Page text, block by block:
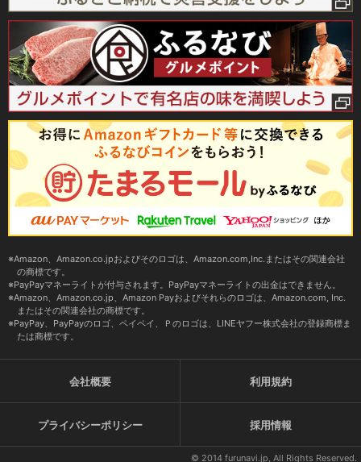
Amazon、Amazon.co.jpおよびそのロゴは、Amazon.com,Inc.またはその関連会社
の商標です。
PayPayマネーライトが付与されます。PayPayマネーライトの出金はできません。
Amazon、Amazon.co.jp、Amazon Payおよびそれらのロゴは、Amazon.com, Inc.
またはその関連会社の商標です。
PayPay、PayPayのロゴ、ペイペイ、Ｐのロゴは、LINEヤフー株式会社の登録商標ま
たは商標です。
会社概要 利用規約
プライバシーポリシー 採用情報
© 2014 furunavi.jp, All Rights Reserved.